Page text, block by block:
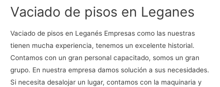
en
Majadahonda
Vaciado de pisos en Leganes
Vaciado de pisos en Leganés Empresas como las nuestras
tienen mucha experiencia, tenemos un excelente historial.
Contamos con un gran personal capacitado, somos un gran
grupo. En nuestra empresa damos solución a sus necesidades.
Si necesita desalojar un lugar, contamos con la maquinaria y